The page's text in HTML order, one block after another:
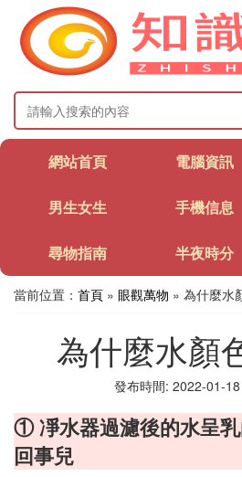
網站首頁 電腦資訊
男生女生 手機信息
尋物指南 半夜時分
當前位置： 首頁 » 眼觀萬物 » 為什麼水
為什麼水顏
發布時間: 2022-01-
① 凈水器過濾後的水呈
回事兒